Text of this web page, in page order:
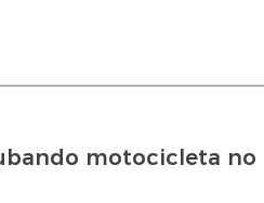
motocicleta no